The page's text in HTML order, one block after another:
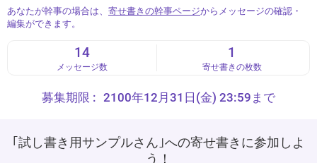
あなたが幹事の場合は、 寄せ書きの幹事ページからメッセージの確認・
編集ができます。
14
メッセージ数
1
寄せ書きの枚数
募集期限 : 2100年12月31日(金) 23:59まで
｢試し書き用サンプルさん｣への寄せ書きに参加しよ
う！